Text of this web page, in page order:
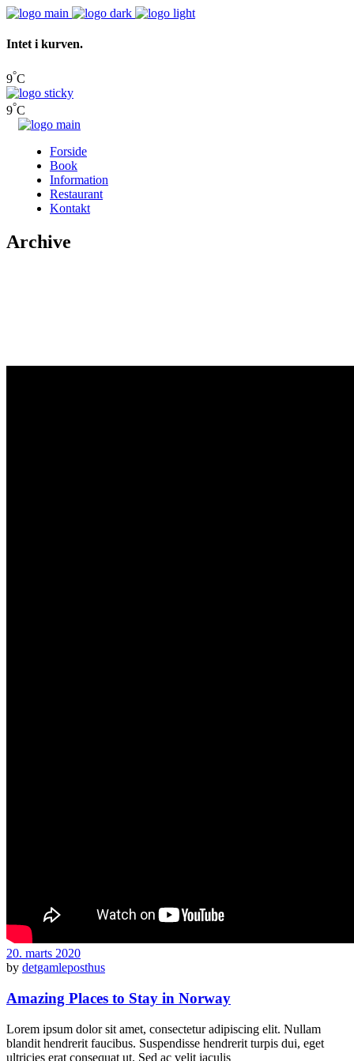
Intet i kurven.
9°C
9°C
Forside
Book
Information
Restaurant
Kontakt
Archive
20. marts 2020
by detgamleposthus
Amazing Places to Stay in Norway
Lorem ipsum dolor sit amet, consectetur adipiscing elit. Nullam
blandit hendrerit faucibus. Suspendisse hendrerit turpis dui, eget
ultricies erat consequat ut. Sed ac velit iaculis